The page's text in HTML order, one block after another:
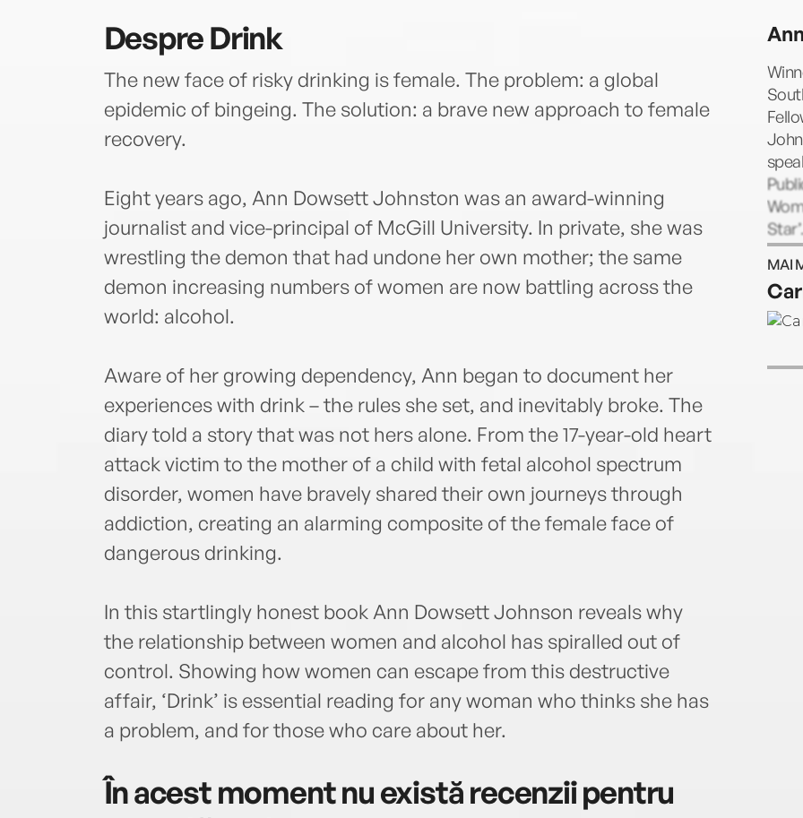
DespreDrink
The new face of risky drinking is female. The problem: a global
epidemic of bingeing. The solution: a brave new approach to female
recovery.
Eight years ago, Ann Dowsett Johnston was an award-winning
journalist and vice-principal of McGill University. In private, she was
wrestling the demon that had undone her own mother; the same
demon increasing numbers of women are now battling across the
world: alcohol.
Aware of her growing dependency, Ann began to document her
experiences with drink – the rules she set, and inevitably broke. The
diary told a story that was not hers alone. From the 17-year-old heart
attack victim to the mother of a child with fetal alcohol spectrum
disorder, women have bravely shared their own journeys through
addiction, creating an alarming composite of the female face of
dangerous drinking.
In this startlingly honest book Ann Dowsett Johnson reveals why
the relationship between women and alcohol has spiralled out of
control. Showing how women can escape from this destructive
affair, ‘Drink’ is essential reading for any woman who thinks she has
a problem, and for those who care about her.
În acest moment nu există recenzii pentru
MAI